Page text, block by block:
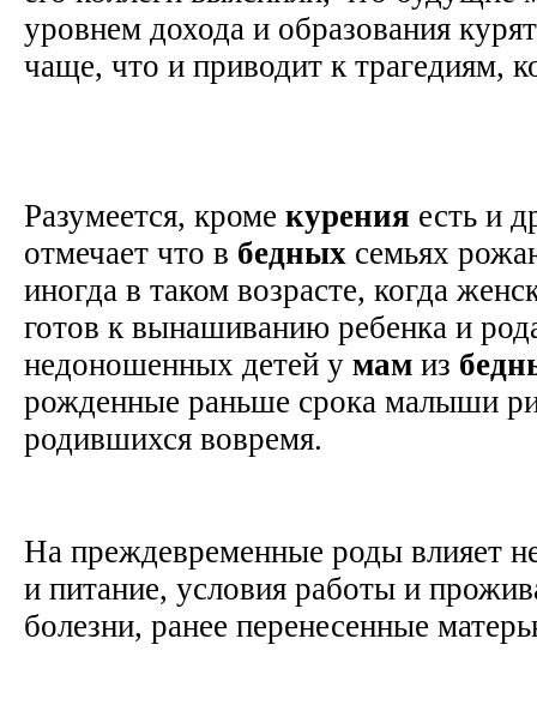
уровнем дохода и образования
чаще, что и приводит к трагедиям,
Разумеется, кроме курения есть и
отмечает что в бедных семьях
иногда в таком возрасте, когда
готов к вынашиванию ребенка и
недоношенных детей у мам из
рожденные раньше срока малыши
родившихся вовремя.
На преждевременные роды влияет
и питание, условия работы и
болезни, ранее перенесенные